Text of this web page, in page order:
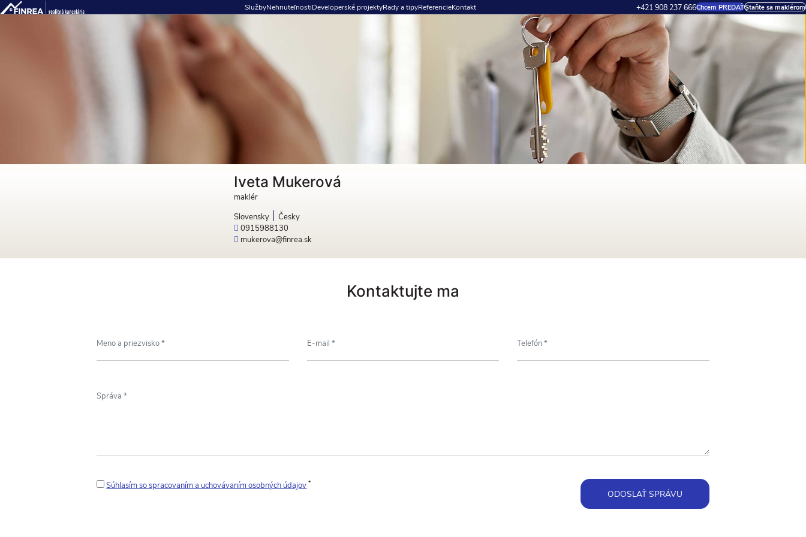
SlužbyNehnuteľnostiDeveloperské projektyRady a tipyReferencieKontakt +421 908 237 666Chcem PREDAŤStaňte sa maklérom
Iveta Mukerová
maklér
Slovensky
Česky
0915988130
mukerova@finrea.sk
Kontaktujte ma
Súhlasím so spracovaním a uchovávaním osobných údajov *